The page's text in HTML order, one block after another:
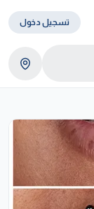
تسجيل دخول